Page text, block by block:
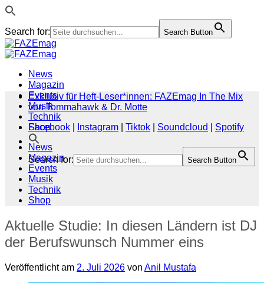
Search for: Search Button
Zum
Inhalt
News
Magazin
Events
Musik
Technik
Shop
Search for: Search Button
Exklusiv für Heft-Leser*innen: FAZEmag In The Mix
von Tommahawk & Dr. Motte
Facebook
Instagram Tiktok Soundcloud
Spotify
News
Magazin
Events
Musik
Technik
Shop
Aktuelle Studie: In diesen Ländern ist DJ
der Berufswunsch Nummer eins
Veröffentlicht am 2. Juli 2026 von Anil Mustafa